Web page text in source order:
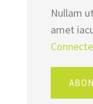
Nullam
amet